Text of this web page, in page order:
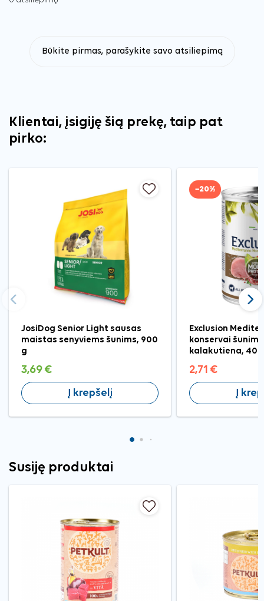
Būkite pirmas, parašykite savo atsiliepimą
Klientai, įsigiję šią prekę, taip pat
pirko:
JosiDog Senior Light sausas
maistas senyviems šunims, 900
g
3,69 €
Į krepšelį
−20%
Exclusion
konservai
kalakutiena,
2,71 €
Į
Ankstesnis
Susiję produktai